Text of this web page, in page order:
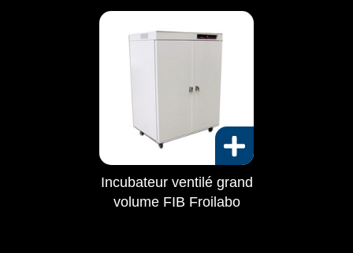
Incubateur ventilé grand
volume FIB Froilabo